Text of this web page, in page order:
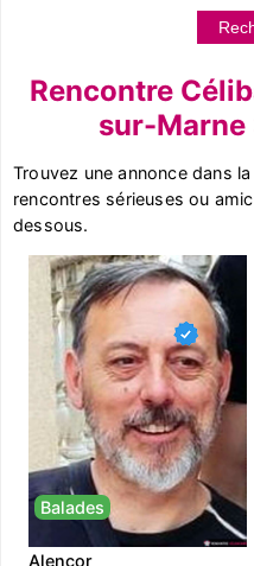
Rencontre
sur-Marne
Trouvez une annonce dans
rencontres sérieuses ou
dessous.
Balades
Alencor